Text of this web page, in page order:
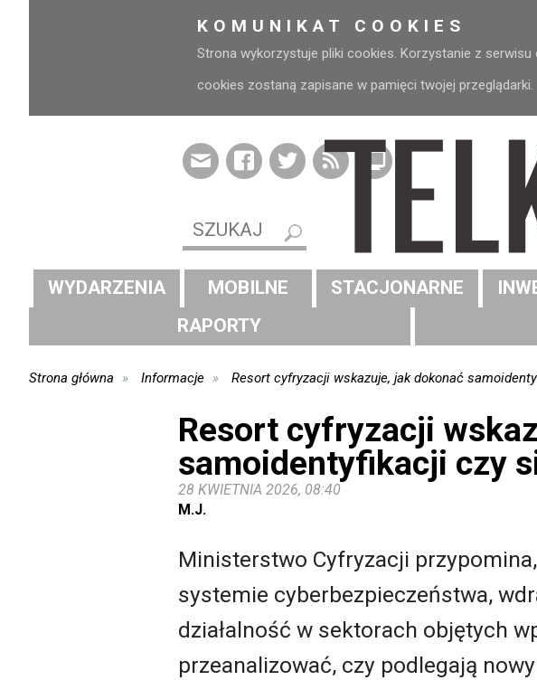
KOMUNIKAT COOKIES
Strona wykorzystuje pliki cookies. Korzystanie z
cookies zostaną zapisane w pamięci twojej przeglądarki.
WYDARZENIA MOBILNE STACJONARNE
RAPORTY
Strona główna Informacje Resort cyfryzacji wskazuje, jak dokonać
Resort cyfryzacji
samoidentyfikacji czy
28 KWIETNIA 2026, 08:40
M.J.
Ministerstwo Cyfryzacji
systemie cyberbezpieczeństwa,
działalność w sektorach objętych
przeanalizować, czy podlegają